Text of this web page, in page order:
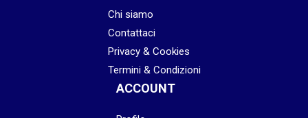
Chi siamo
Contattaci
Privacy & Cookies
Termini & Condizioni
ACCOUNT